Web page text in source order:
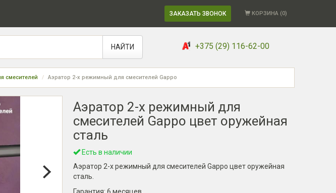
ЗАКАЗАТЬ ЗВОНОК КОРЗИНА (0)
НАЙТИ +375 (29) 116-62-00
смесителей Аэратор 2-х режимный для смесителей Gappo
Аэратор 2-х режимный для
смесителей Gappo цвет оружейная
сталь
Есть в наличии
Аэратор 2-х режимный для смесителей Gappo цвет оружейная
сталь.